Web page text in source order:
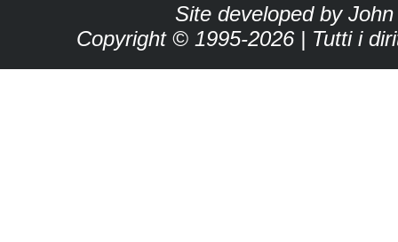
Site developed by John
Copyright © 1995-2026 | Tutti i